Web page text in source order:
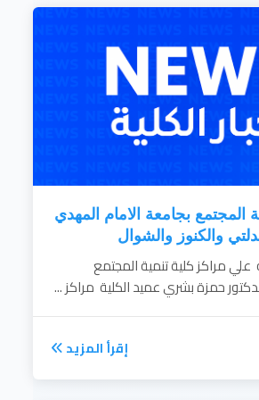
المهارات اللازمة التي تعينها علي
بين قطاعات المجتمع.
إقرأ المزيد
المجتمع بجامعة الامام المهدي
والكنوز والشوال
مراكز كلية تنمية المجتمع
حمزة بشري عميد الكلية مراكز ...
إقرأ المزيد